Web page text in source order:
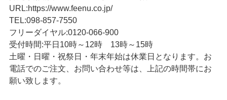
URL:https://www.feenu.co.jp/
TEL:098-857-7550
フリーダイヤル:0120-066-900
受付時間:平日10時～12時 13時～15時
土曜・日曜・祝祭日・年末年始は休業日となります。お
電話でのご注文、お問い合わせ等は、上記の時間帯にお
願い致します。